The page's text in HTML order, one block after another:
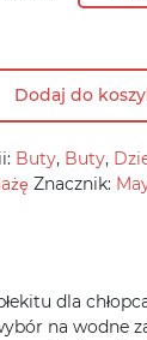
Dodaj do
Buty, Buty,
Znacznik:
dla
na wodne